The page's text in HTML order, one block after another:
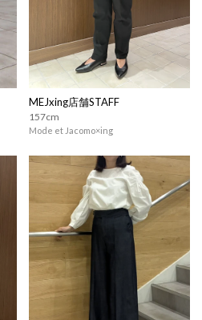
MEJxing店舗STAFF
157cm
Mode et Jacomo×ing